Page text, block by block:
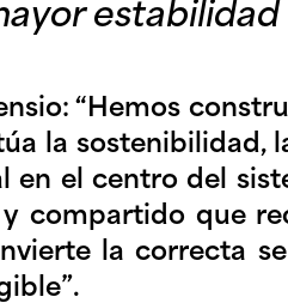
estabilidad
“Hemos
la sostenibilidad,
en el centro del
compartido que
la correcta